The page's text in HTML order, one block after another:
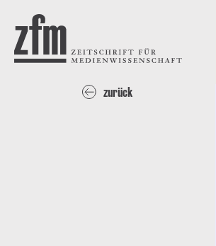
ZEITSCHRIFT FÜR
MEDIENWISSENSCHAFT
zurück